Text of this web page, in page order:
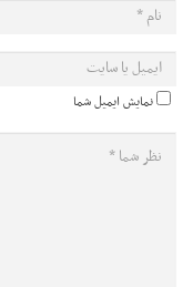
نمایش ایمیل شما